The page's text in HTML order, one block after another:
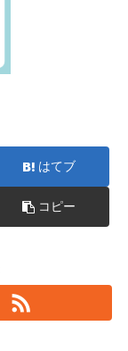
はてブ
コピー